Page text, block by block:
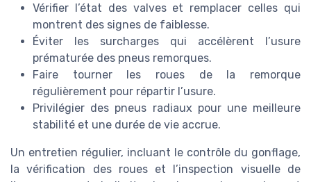
Vérifier l’état des valves et remplacer celles qui
montrent des signes de faiblesse.
Éviter les surcharges qui accélèrent l’usure
prématurée des pneus remorques.
Faire tourner les roues de la remorque
régulièrement pour répartir l’usure.
Privilégier des pneus radiaux pour une meilleure
stabilité et une durée de vie accrue.
Un entretien régulier, incluant le contrôle du gonflage,
la vérification des roues et l’inspection visuelle de